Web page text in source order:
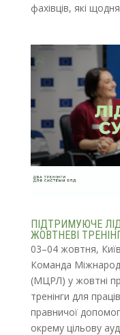
фахівців, які
ПІДТРИМУЮЧЕ
ЖОВТНЕВІ
03–04 жовтня,
Команда
(МЦРЛ) у жовтні
тренінги для
правничої
окрему цільову